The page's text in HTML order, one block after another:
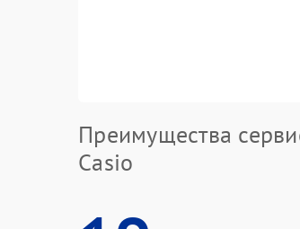
Преимущества
Casio